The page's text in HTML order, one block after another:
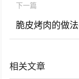
下一篇
脆皮烤肉的做
相关文章